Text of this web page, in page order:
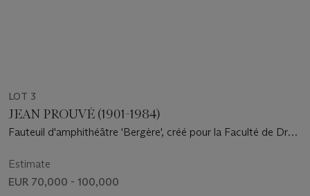
LOT 3
JEAN PROUVÉ (1901-1984)
Fauteuil d'amphithéâtre 'Bergère', créé pour la Faculté de Droit
Estimate
EUR 70,000 - 100,000